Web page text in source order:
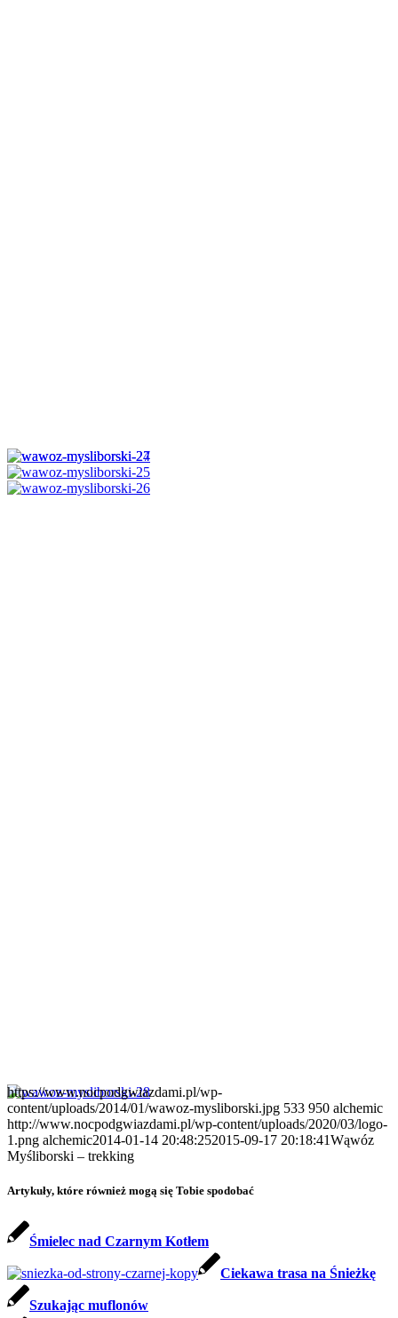
https://www.nocpodgwiazdami.pl/wp-
content/uploads/2014/01/wawoz-mysliborski.jpg 533 950 alchemic
http://www.nocpodgwiazdami.pl/wp-content/uploads/2020/03/logo-
1.png alchemic2014-01-14 20:48:252015-09-17 20:18:41Wąwóz
Myśliborski – trekking
Artykuły, które również mogą się Tobie spodobać
Śmielec nad Czarnym Kotłem
Ciekawa trasa na Śnieżkę
Szukając muflonów